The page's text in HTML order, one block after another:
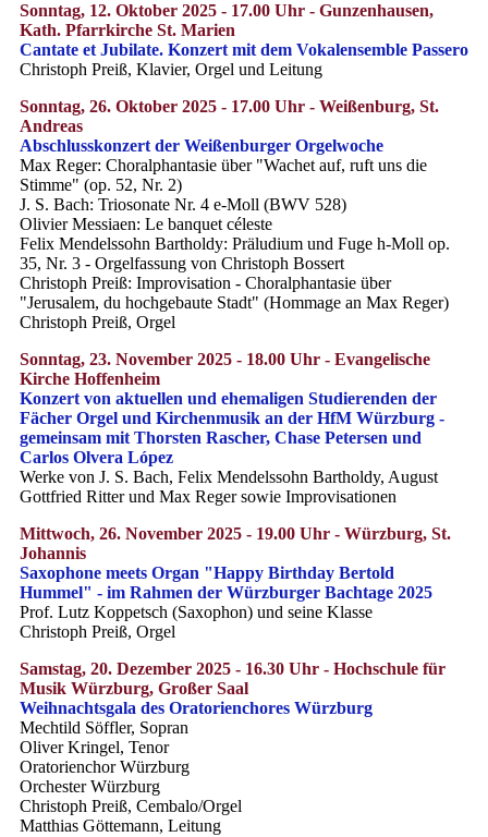
Sonntag, 12. Oktober 2025 - 17.00 Uhr - Gunzenhausen,
Kath. Pfarrkirche St. Marien
Cantate et Jubilate. Konzert mit dem Vokalensemble Passero
Christoph Preiß, Klavier, Orgel und Leitung
Sonntag, 26. Oktober 2025 - 17.00 Uhr - Weißenburg, St.
Andreas
Abschlusskonzert der Weißenburger Orgelwoche
Max Reger: Choralphantasie über "Wachet auf, ruft uns die
Stimme" (op. 52, Nr. 2)
J. S. Bach: Triosonate Nr. 4 e-Moll (BWV 528)
Olivier Messiaen: Le banquet céleste
Felix Mendelssohn Bartholdy: Präludium und Fuge h-Moll op.
35, Nr. 3 - Orgelfassung von Christoph Bossert
Christoph Preiß: Improvisation - Choralphantasie über
"Jerusalem, du hochgebaute Stadt" (Hommage an Max Reger)
Christoph Preiß, Orgel
Sonntag, 23. November 2025 - 18.00 Uhr - Evangelische
Kirche Hoffenheim
Konzert von aktuellen und ehemaligen Studierenden der
Fächer Orgel und Kirchenmusik an der HfM Würzburg -
gemeinsam mit Thorsten Rascher, Chase Petersen und
CarlosOlvera López
Werke von J. S. Bach, Felix Mendelssohn Bartholdy, August
Gottfried Ritter und Max Reger sowie Improvisationen
Mittwoch, 26. November 2025 - 19.00 Uhr - Würzburg, St.
Johannis
Saxophone meets Organ "Happy Birthday Bertold
Hummel" - im Rahmen der Würzburger Bachtage 2025
Prof. Lutz Koppetsch (Saxophon) und seine Klasse
Christoph Preiß, Orgel
Samstag, 20. Dezember 2025 - 16.30 Uhr - Hochschule für
Musik Würzburg, Großer Saal
Weihnachtsgala des Oratorienchores Würzburg
Mechtild Söffler, Sopran
Oliver Kringel, Tenor
Oratorienchor Würzburg
Orchester Würzburg
Christoph Preiß, Cembalo/Orgel
Matthias Göttemann, Leitung